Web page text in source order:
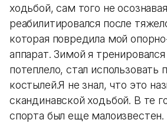
ходьбой, сам того не
реабилитировался после
которая повредила мой
аппарат. Зимой я
потеплело, стал использовать
костылей.Я не знал, что это
скандинавской ходьбой. В те
спорта был еще